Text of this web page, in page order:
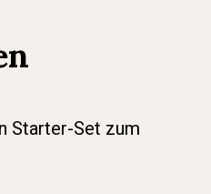
Starter-Set zum